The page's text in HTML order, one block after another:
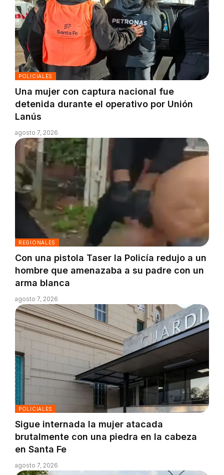
POLICIALES
Una mujer con captura nacional fue
detenida durante el operativo por Unión
Lanús
agosto 7, 2026
REGIONALES
Con una pistola Taser la Policía redujo a un
hombre que amenazaba a su padre con un
arma blanca
agosto 7, 2026
POLICIALES
Sigue internada la mujer atacada
brutalmente con una piedra en la cabeza
en Santa Fe
agosto 7, 2026